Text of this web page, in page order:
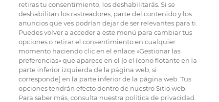
retiras tu consentimiento, los deshabilitarás. Si se
deshabilitan los rastreadores, parte del contenido y los
anuncios que ves podrían dejar de ser relevantes para ti.
Puedes volver a acceder a este menú para cambiar tus
opciones o retirar el consentimiento en cualquier
momento haciendo clic en el enlace «Gestionar las
preferencias» que aparece en el [o el ícono flotante en la
parte inferior izquierda de la página web, si
corresponde] en la parte inferior de la página web. Tus
opciones tendrán efecto dentro de nuestro Sitio web.
Para saber más, consulta nuestra política de privacidad.